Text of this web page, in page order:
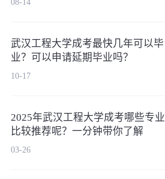
08-14
武汉工程大学成考最快几年可以毕
业？可以申请延期毕业吗？
10-17
2025年武汉工程大学成考哪些专业
比较推荐呢？一分钟带你了解
03-26